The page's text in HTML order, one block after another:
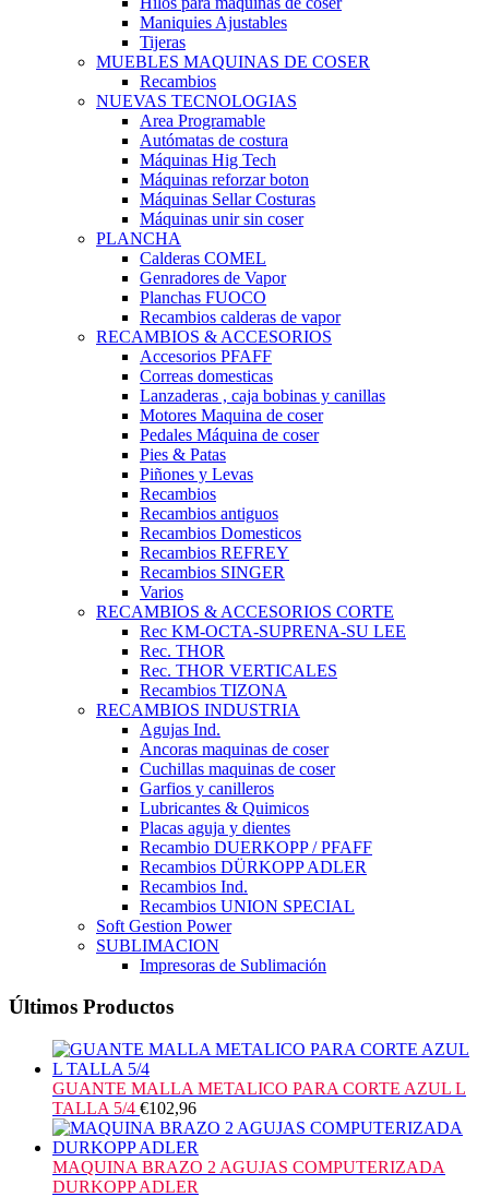
Maniquies Ajustables
Tijeras
MUEBLES MAQUINAS DE COSER
Recambios
NUEVAS TECNOLOGIAS
Area Programable
Autómatas de costura
Máquinas Hig Tech
Máquinas reforzar boton
Máquinas Sellar Costuras
Máquinas unir sin coser
PLANCHA
Calderas COMEL
Genradores de Vapor
Planchas FUOCO
Recambios calderas de vapor
RECAMBIOS & ACCESORIOS
Accesorios PFAFF
Correas domesticas
Lanzaderas , caja bobinas y canillas
Motores Maquina de coser
Pedales Máquina de coser
Pies & Patas
Piñones y Levas
Recambios
Recambios antiguos
Recambios Domesticos
Recambios REFREY
Recambios SINGER
Varios
RECAMBIOS & ACCESORIOS CORTE
Rec KM-OCTA-SUPRENA-SU LEE
Rec. THOR
Rec. THOR VERTICALES
Recambios TIZONA
RECAMBIOS INDUSTRIA
Agujas Ind.
Ancoras maquinas de coser
Cuchillas maquinas de coser
Garfios y canilleros
Lubricantes & Quimicos
Placas aguja y dientes
Recambio DUERKOPP / PFAFF
Recambios DÜRKOPP ADLER
Recambios Ind.
Recambios UNION SPECIAL
Soft Gestion Power
SUBLIMACION
Impresoras de Sublimación
Últimos Productos
GUANTE MALLA METALICO PARA CORTE AZUL L
TALLA 5/4 €102,96
MAQUINA BRAZO 2 AGUJAS COMPUTERIZADA
DURKOPP ADLER